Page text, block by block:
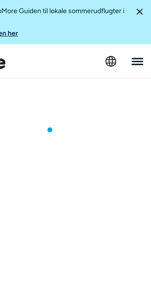
Guiden til lokale sommerudflugter i
her